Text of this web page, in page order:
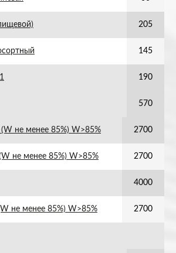
205
145
190
570
не менее 85%) W>85% 2700
не менее 85%) W>85% 2700
4000
не менее 85%) W>85% 2700